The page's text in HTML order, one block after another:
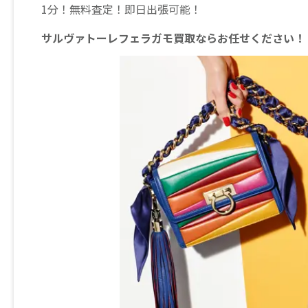
1分！無料査定！即日出張可能！
サルヴァトーレフェラガモ買取ならお任せください